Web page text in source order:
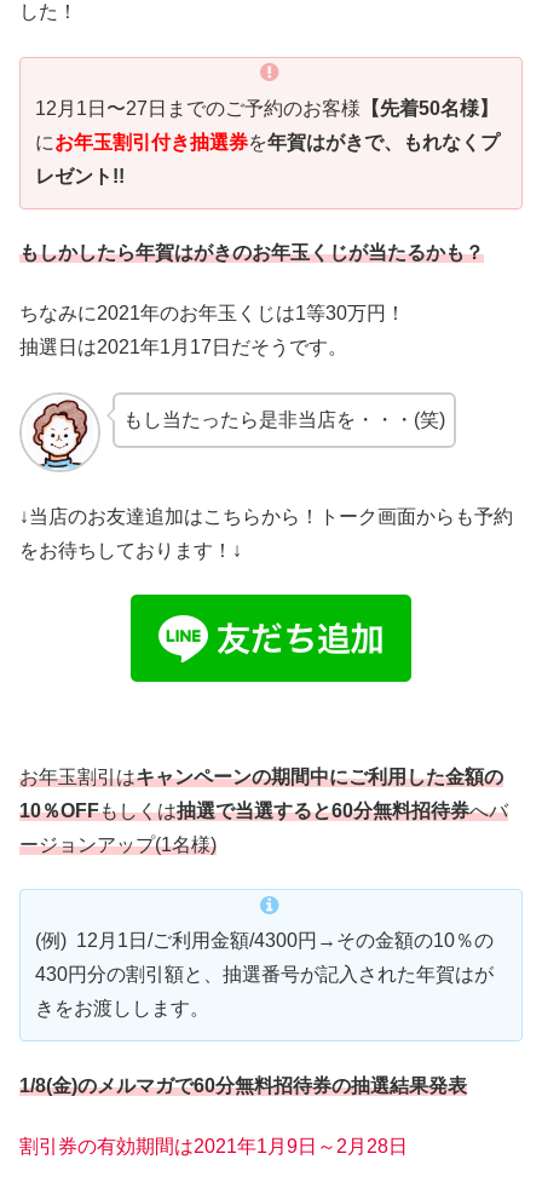
した！
12月1日〜27日までのご予約のお客様 【先着50名様】
にお年玉割引付き抽選券を年賀はがきで、もれなくプ
レゼント!!
もしかしたら年賀はがきのお年玉くじが当たるかも？
ちなみに2021年のお年玉くじは1等30万円！
抽選日は2021年1月17日だそうです。
もし当たったら是非当店を・・・(笑)
↓当店のお友達追加はこちらから！トーク画面からも予約
をお待ちしております！↓
お年玉割引はキャンペーンの期間中にご利用した金額の
10％OFFもしくは抽選で当選すると60分無料招待券へバ
ージョンアップ(1名様)
(例) 12月1日/ご利用金額/4300円→その金額の10％の
430円分の割引額と、抽選番号が記入された年賀はが
きをお渡しします。
1/8(金)のメルマガで60分無料招待券の抽選結果発表
割引券の有効期間は2021年1月9日～2月28日